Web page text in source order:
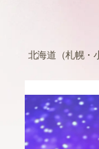
北海道（札幌・